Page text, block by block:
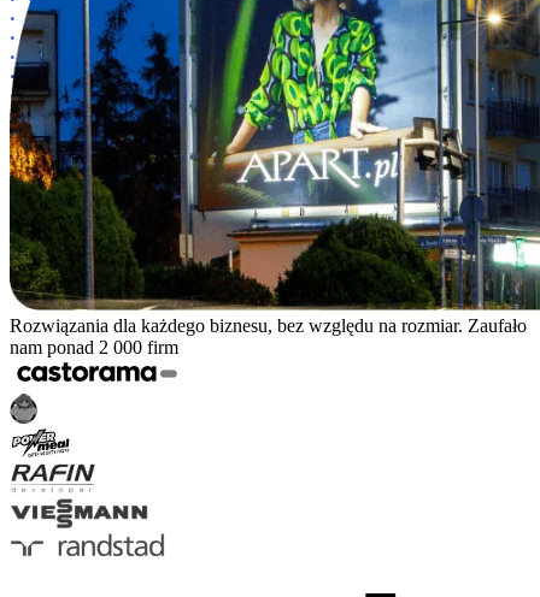
Rozwiązania dla każdego biznesu, bez względu na rozmiar. Zaufało
nam ponad 2 000 firm